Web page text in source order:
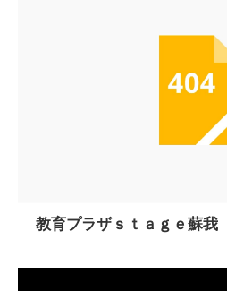
教育プラザｓｔａｇｅ蘇我